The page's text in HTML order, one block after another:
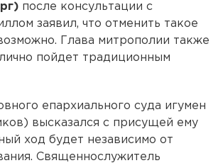
после консультации с
заявил, что отменить такое
Глава митрополии также
пойдет традиционным
епархиального суда игумен
высказался с присущей ему
ход будет независимо от
Священнослужитель